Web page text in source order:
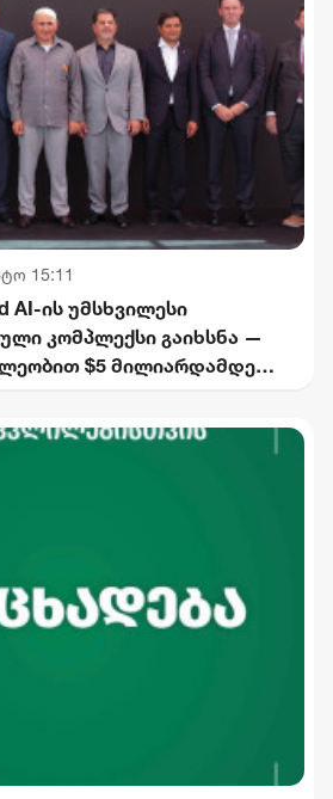
15:11
AI-ის უმსხვილესი
კომპლექსი გაიხსნა —
$5 მილიარდამდე